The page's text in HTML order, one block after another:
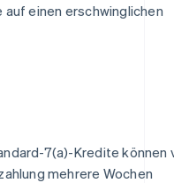
auf einen erschwinglichen
7(a)-Kredite können
mehrere Wochen